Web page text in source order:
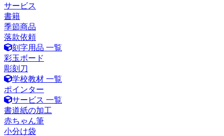
サービス
書籍
季節商品
落款依頼
刻字用品 一覧
彩玉ボード
彫刻刀
学校教材 一覧
ポインター
サービス 一覧
書道紙の加工
赤ちゃん筆
小分け袋